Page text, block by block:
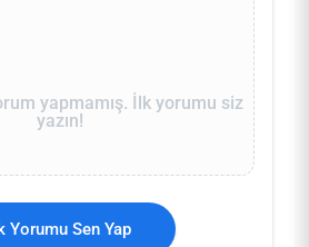
yapmamış. İlk yorumu siz
yazın!
Yorumu Sen Yap